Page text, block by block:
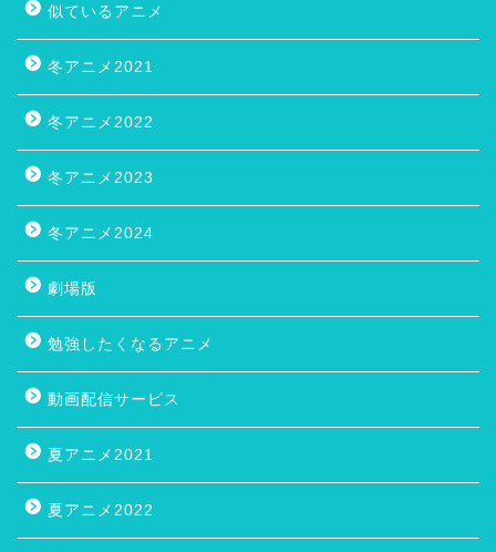
似ているアニメ
冬アニメ2021
冬アニメ2022
冬アニメ2023
冬アニメ2024
劇場版
勉強したくなるアニメ
動画配信サービス
夏アニメ2021
夏アニメ2022